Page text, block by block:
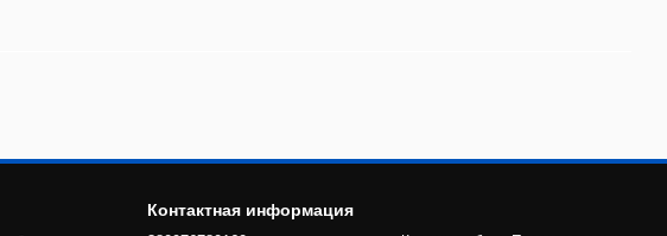
Контактная информация